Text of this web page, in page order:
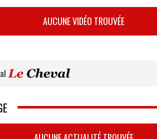
AUCUNE VIDÉO TROUVÉE